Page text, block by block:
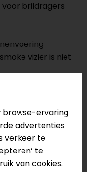
voor brildragers
vizier is niet
kom langs in één
aan den IJssel,
de winkels kun je
staan onze
met advies.
browse-ervaring
advertenties
verkeer te
te
van cookies.